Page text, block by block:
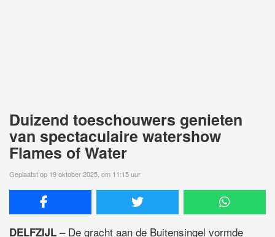
Duizend toeschouwers genieten
van spectaculaire watershow
Flames of Water
Geplaatst op 19 oktober 2025, om 11:15 uur
DELFZIJL – De gracht aan de Buitensingel vormde